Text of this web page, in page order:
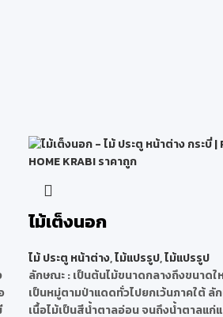
ไม้เต็งนอก
ไม้ ประตู หน้าต่าง,ไม้แปรรูป,ไม้แปรรูป
ลักษณะ: เป็นต้นไม้ขนาดกลางถึงขนาด
เป็นหมู่ตามป่าแดดทั่วไปยกเว้นภาคใต้ ลั
เนื้อไม้เป็นสีน้ำตาลอ่อน จนถึงน้ำตาลแก่